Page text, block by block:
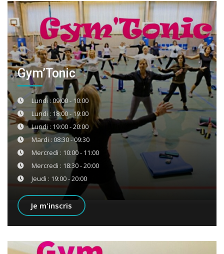
Gym’Tonic
Lundi : 09:00 - 10:00
Lundi : 18:00 - 19:00
Lundi : 19:00 - 20:00
Mardi : 08:30 - 09:30
Mercredi : 10:00 - 11:00
Mercredi : 18:30 - 20:00
Jeudi : 19:00 - 20:00
Je m'inscris